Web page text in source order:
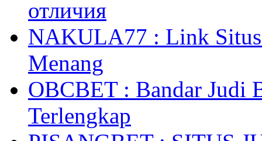
отличия
NAKULA77 : Link Situs
Menang
OBCBET : Bandar Judi
Terlengkap